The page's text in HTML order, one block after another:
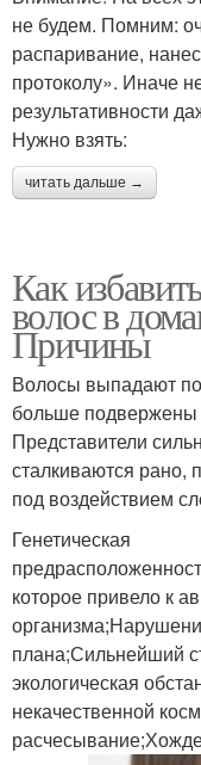
не будем. Помним:
распаривание,
протоколу». Иначе
результативности
Нужно взять:
читать дальше →
Как
волос в
Причины
Волосы выпадают
больше
Представители
сталкиваются рано,
под воздействием
Генетическая
которое привело к
плана;Сильнейший
экологическая
некачественной